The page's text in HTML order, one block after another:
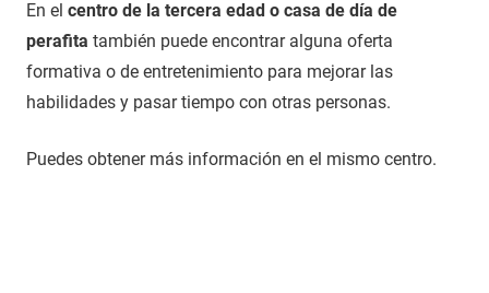
En el centro de la tercera edad o casa de día de
perafita también puede encontrar alguna oferta
formativa o de entretenimiento para mejorar las
habilidades y pasar tiempo con otras personas.
Puedes obtener más información en el mismo centro.